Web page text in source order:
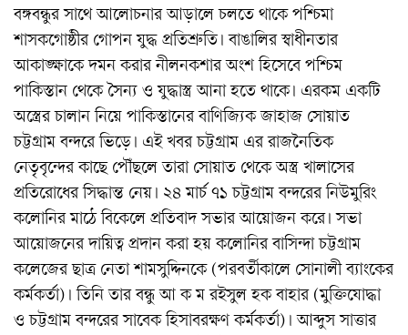
বঙ্গবন্ধুর সাথে আলোচনার আড়ালে চলতে থাকে পশ্চিমা
শাসকগোষ্ঠীর গোপন যুদ্ধ প্রতিশ্রুতি। বাঙালির স্বাধীনতার
আকাঙ্ক্ষাকে দমন করার নীলনকশার অংশ হিসেবে পশ্চিম
পাকিস্তান থেকে সৈন্য ও যুদ্ধাস্ত্র আনা হতে থাকে। এরকম একটি
অস্ত্রের চালান নিয়ে পাকিস্তানের বাণিজ্যিক জাহাজ সোয়াত
চট্টগ্রাম বন্দরে ভিড়ে। এই খবর চট্টগ্রাম এর রাজনৈতিক
নেতৃবৃন্দের কাছে পৌঁছলে তারা সোয়াত থেকে অস্ত্র খালাসের
প্রতিরোধের সিদ্ধান্ত নেয়। ২৪ মার্চ ৭১ চট্টগ্রাম বন্দরের নিউমুরিং
কলোনির মাঠে বিকেলে প্রতিবাদ সভার আয়োজন করে। সভা
আয়োজনের দায়িত্ব প্রদান করা হয় কলোনির বাসিন্দা চট্টগ্রাম
কলেজের ছাত্র নেতা শামসুদ্দিনকে (পরবর্তীকালে সোনালী ব্যাংকের
কর্মকর্তা)। তিনি তার বন্ধু আ ক ম রইসুল হক বাহার (মুক্তিযোদ্ধা
ও চট্টগ্রাম বন্দরের সাবেক হিসাবরক্ষণ কর্মকর্তা)। আব্দুস সাত্তার